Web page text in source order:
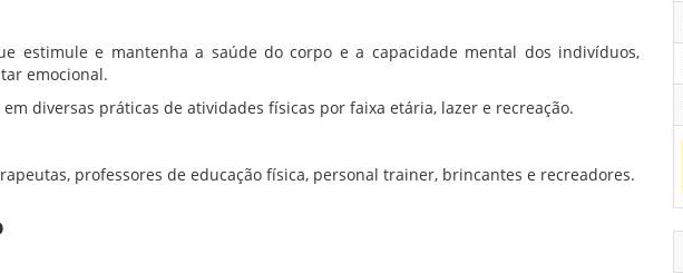
estimule e mantenha a saúde do corpo e a capacidade mental dos indivíduos,
emocional.
diversas práticas de atividades físicas por faixa etária, lazer e recreação.
professores de educação física, personal trainer, brincantes e recreadores.